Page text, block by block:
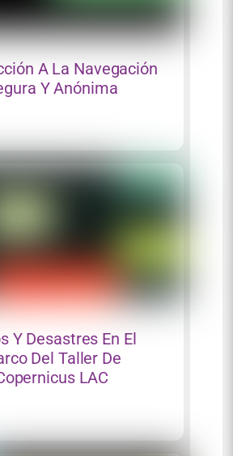
A La Navegación
Y Anónima
Y Desastres En El
Del Taller De
LAC